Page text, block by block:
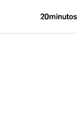
Volver